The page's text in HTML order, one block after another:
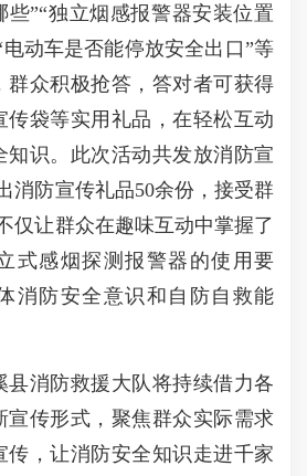
”“独立烟感报警器安装位置
动车是否能停放安全出口”等
群众积极抢答，答对者可获得
传袋等实用礼品，在轻松互动
知识。此次活动共发放消防宣
消防宣传礼品50余份，接受群
仅让群众在趣味互动中掌握了
式感烟探测报警器的使用要
消防安全意识和自防自救能
消防救援大队将持续借力各
宣传形式，聚焦群众实际需求
传，让消防安全知识走进千家